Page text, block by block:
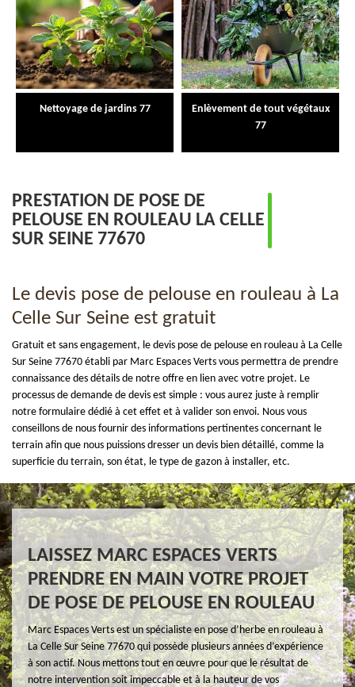
Nettoyage de jardins 77
Enlèvement de tout végétaux
77
PRESTATION DE POSE DE
PELOUSE EN ROULEAU LA CELLE
SUR SEINE 77670
Le devis pose de pelouse en rouleau à La
Celle Sur Seine est gratuit
Gratuit et sans engagement, le devis pose de pelouse en rouleau à La Celle
Sur Seine 77670 établi par Marc Espaces Verts vous permettra de prendre
connaissance des détails de notre offre en lien avec votre projet. Le
processus de demande de devis est simple : vous aurez juste à remplir
notre formulaire dédié à cet effet et à valider son envoi. Nous vous
conseillons de nous fournir des informations pertinentes concernant le
terrain afin que nous puissions dresser un devis bien détaillé, comme la
superficie du terrain, son état, le type de gazon à installer, etc.
LAISSEZ MARC ESPACES VERTS
PRENDRE EN MAIN VOTRE PROJET
DE POSE DE PELOUSE EN ROULEAU
Marc Espaces Verts est un spécialiste en pose d’herbe en rouleau à
La Celle Sur Seine 77670 qui possède plusieurs années d’expérience
à son actif. Nous mettons tout en œuvre pour que le résultat de
notre intervention soit impeccable et à la hauteur de vos